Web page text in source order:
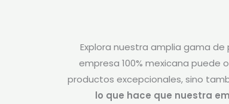
Explora nuestra amplia gama
empresa 100% mexicana puede
productos excepcionales, sino
lo que hace que nuestra